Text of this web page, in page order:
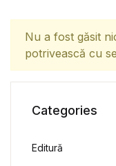
Nu a fost găsit
potrivească cu
Categories
Editură